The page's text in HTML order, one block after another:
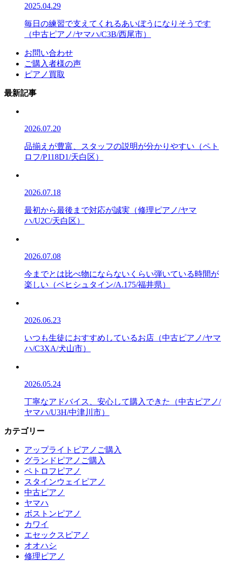
2025.04.29
毎日の練習で支えてくれるあいぼうになりそうです
（中古ピアノ/ヤマハ/C3B/西尾市）
お問い合わせ
ご購入者様の声
ピアノ買取
最新記事
2026.07.20
品揃えが豊富、スタッフの説明が分かりやすい（ペト
ロフ/P118D1/天白区）
2026.07.18
最初から最後まで対応が誠実（修理ピアノ/ヤマ
ハ/U2C/天白区）
2026.07.08
今までとは比べ物にならないくらい弾いている時間が
楽しい（ベヒシュタイン/A.175/福井県）
2026.06.23
いつも生徒におすすめしているお店（中古ピアノ/ヤマ
ハ/C3XA/犬山市）
2026.05.24
丁寧なアドバイス、安心して購入できた（中古ピアノ/
ヤマハ/U3H/中津川市）
カテゴリー
アップライトピアノご購入
グランドピアノご購入
ペトロフピアノ
スタインウェイピアノ
中古ピアノ
ヤマハ
ボストンピアノ
カワイ
エセックスピアノ
オオハシ
修理ピアノ